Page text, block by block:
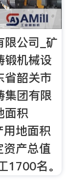
限公司_矿
锻机械设
省韶关市
集团有限
面积
地面积
产总值
1700名。